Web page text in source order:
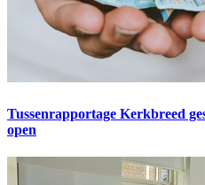
Tussenrapportage Kerkbreed
open